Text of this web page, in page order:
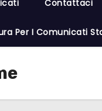
Contattaci
Per I Comunicati